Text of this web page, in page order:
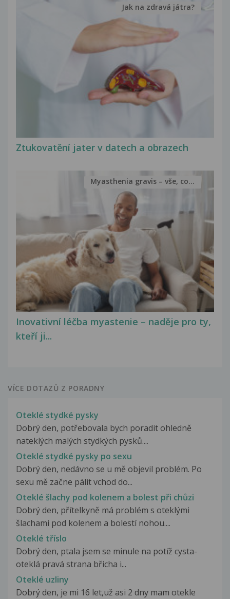
Ztukovatění jater v datech a obrazech
Jak na zdravá játra?
Inovativní léčba myastenie – naděje pro ty,
kteří ji...
Myasthenia gravis – vše, co...
VÍCE DOTAZŮ Z PORADNY
Oteklé stydké pysky
Dobrý den, potřebovala bych poradit ohledně
nateklých malých stydkých pysků....
Oteklé stydké pysky po sexu
Dobrý den, nedávno se u mě objevil problém. Po
sexu mě začne pálit vchod do...
Oteklé šlachy pod kolenem a bolest při chůzi
Dobrý den, přítelkyně má problém s oteklými
šlachami pod kolenem a bolestí nohou....
Oteklé tříslo
Dobrý den, ptala jsem se minule na potíž cysta-
oteklá pravá strana břicha i...
Oteklé uzliny
Dobrý den, je mi 16 let,už asi 2 dny mam otekle